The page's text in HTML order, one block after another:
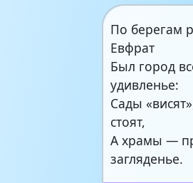
По берегам
Евфрат
Был город
удивленье:
Сады
стоят,
А храмы —
загляденье.